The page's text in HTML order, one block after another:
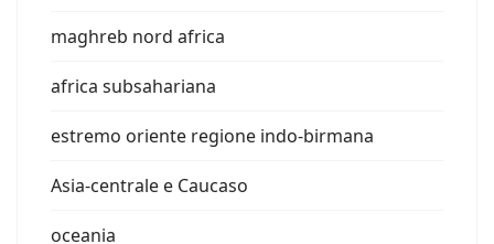
maghreb nord africa
africa subsahariana
estremo oriente regione indo-birmana
Asia-centrale e Caucaso
oceania